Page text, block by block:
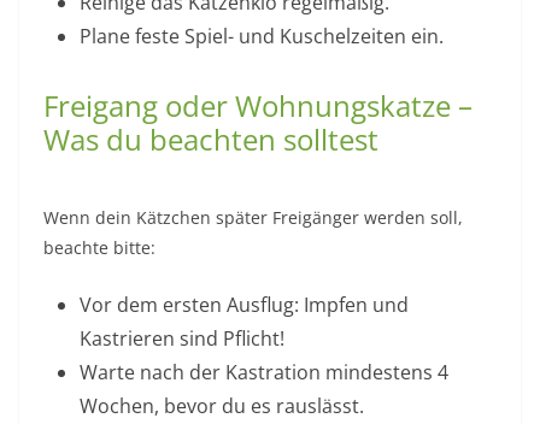
Plane feste Spiel- und Kuschelzeiten ein.
Freigang oder Wohnungskatze –
Was du beachten solltest
Wenn dein Kätzchen später Freigänger werden soll,
beachte bitte:
Vor dem ersten Ausflug: Impfen und
Kastrieren sind Pflicht!
Warte nach der Kastration mindestens 4
Wochen, bevor du es rauslässt.